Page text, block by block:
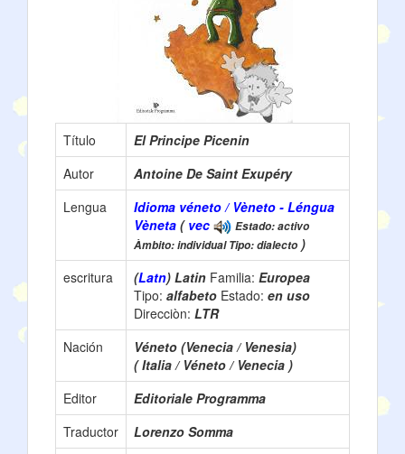
Título
El Principe Picenin
Autor
Antoine De Saint Exupéry
Lengua
Idioma véneto / Vèneto - Léngua
Vèneta ( vec
Estado: activo
Àmbito: individual Tipo: dialecto )
escritura
(Latn) Latin Familia: Europea
Tipo: alfabeto Estado: en uso
Direcciòn: LTR
Nación
Véneto (Venecia / Venesia)
( Italia / Véneto / Venecia )
Editor
Editoriale Programma
Traductor
Lorenzo Somma